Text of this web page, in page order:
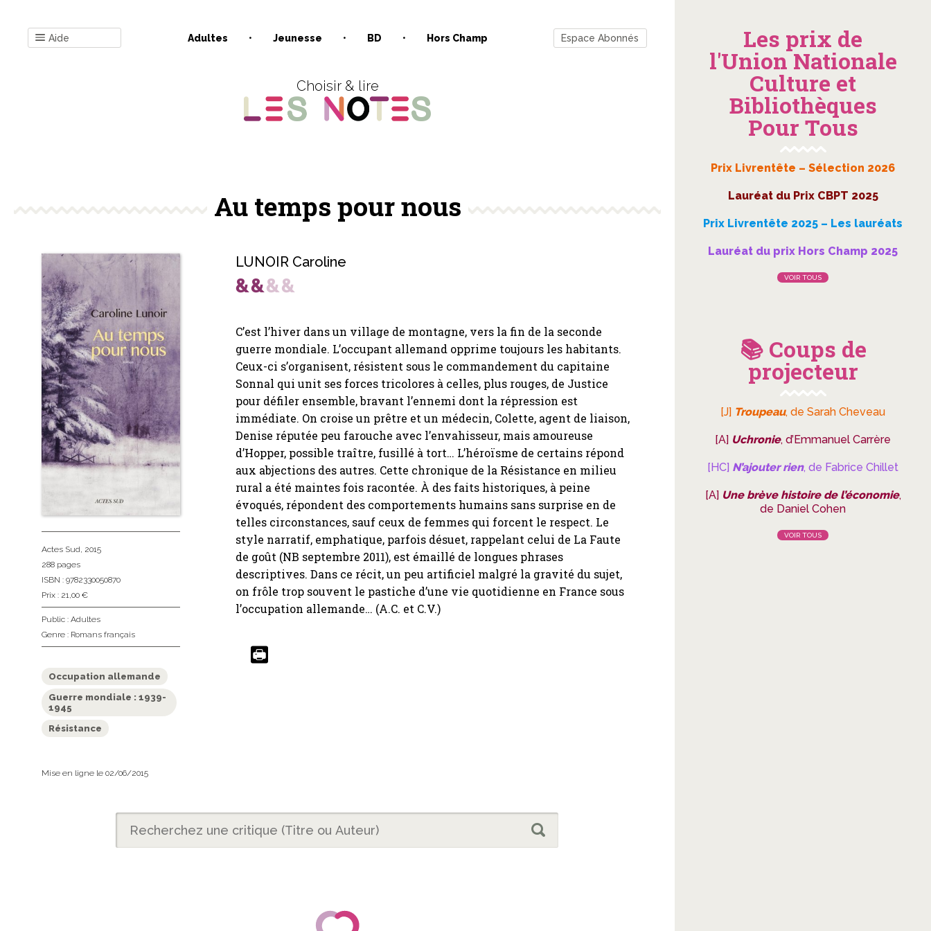
Aide Adultes Jeunesse BD Hors Champ Espace Abonnés
Choisir & lire
Au temps pour nous
LUNOIR Caroline
C’est l’hiver dans un village de montagne, vers la fin de la seconde
guerre mondiale. L’occupant allemand opprime toujours les habitants.
Ceux-ci s’organisent, résistent sous le commandement du capitaine
Sonnal qui unit ses forces tricolores à celles, plus rouges, de Justice
pour défiler ensemble, bravant l’ennemi dont la répression est
immédiate. On croise un prêtre et un médecin, Colette, agent de liaison,
Denise réputée peu farouche avec l’envahisseur, mais amoureuse
d’Hopper, possible traître, fusillé à tort… L’héroïsme de certains répond
aux abjections des autres. Cette chronique de la Résistance en milieu
rural a été maintes fois racontée. À des faits historiques, à peine
évoqués, répondent des comportements humains sans surprise en de
telles circonstances, sauf ceux de femmes qui forcent le respect. Le
style narratif, emphatique, parfois désuet, rappelant celui de La Faute
de goût (NB septembre 2011), est émaillé de longues phrases
descriptives. Dans ce récit, un peu artificiel malgré la gravité du sujet,
on frôle trop souvent le pastiche d’une vie quotidienne en France sous
l’occupation allemande… (A.C. et C.V.)
Actes Sud , 2015
288 pages
ISBN : 9782330050870
Prix : 21,00 €
Public : Adultes
Genre : Romans français
Occupation allemande
Guerre mondiale : 1939-
1945
Résistance
Mise en ligne le 02/06/2015
Les prix de
l'Union Nationale
Culture et
Bibliothèques
Pour Tous
Prix Livrentête – Sélection 2026
Lauréat du Prix CBPT 2025
Prix Livrentête 2025 – Les lauréats
Lauréat du prix Hors Champ 2025
VOIR TOUS
📚 Coups de
projecteur
[J] Troupeau, de Sarah Cheveau
[A] Uchronie, d’Emmanuel Carrère
[HC] N’ajouter rien, de Fabrice Chillet
[A] Une brève histoire de l’économie,
de Daniel Cohen
VOIR TOUS